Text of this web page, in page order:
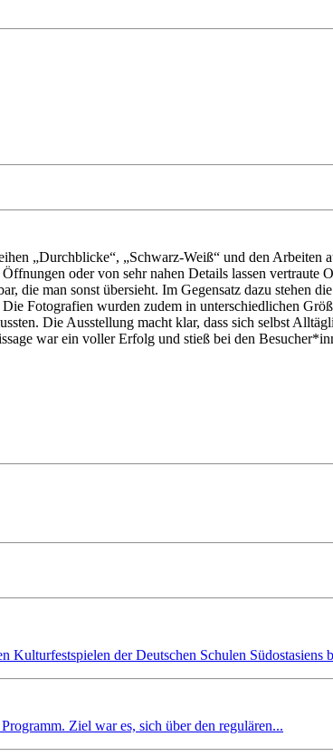
„Durchblicke“, „Schwarz-Weiß“ und den Arbeiten
oder von sehr nahen Details lassen vertraute
die man sonst übersieht. Im Gegensatz dazu stehen
Fotografien wurden zudem in unterschiedlichen
Die Ausstellung macht klar, dass sich selbst
war ein voller Erfolg und stieß bei den
der Deutschen Schulen Südostasiens
Ziel war es, sich über den regulären...